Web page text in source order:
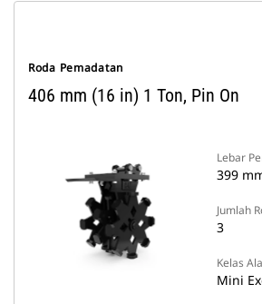
Roda Pemadatan
406 mm (16 in) 1 Ton, Pin On
Lebar
399
Jumlah
3
Kelas
Mini